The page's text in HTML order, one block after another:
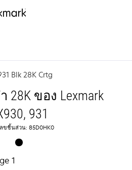
Blk 28K Crtg
ของ Lexmark
931
ขชิ้นส่วน: 85D0HK0